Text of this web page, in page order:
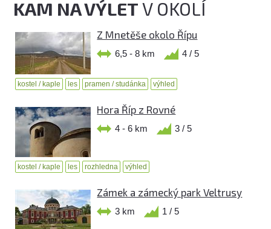
KAM NA VÝLETV OKOLÍ
Z Mnetěše okolo Řípu
6,5 - 8 km 4 / 5
kostel / kaple les pramen / studánka výhled
Hora Říp z Rovné
4 - 6 km 3 / 5
kostel / kaple les rozhledna výhled
Zámek a zámecký park Veltrusy
3 km 1 / 5